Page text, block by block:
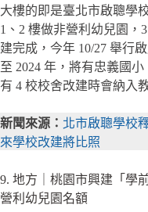
大樓的即是臺北市啟聰學
1、2 樓做非營利幼兒園，
建完成，今年 10/27 舉行
至 2024 年，將有忠義國
有 4 校校舍改建時會納入
新聞來源： 北市啟聰學校
來學校改建將比照
9. 地方｜桃園市興建「學
營利幼兒園名額